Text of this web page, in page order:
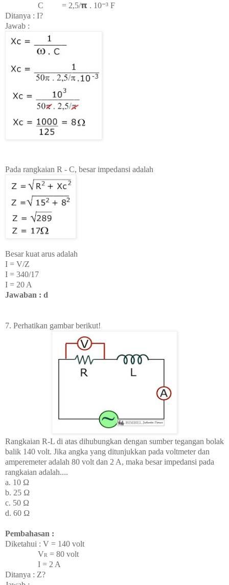
C = 2,5/𝝿 . 10⁻³ F
Ditanya : I?
Jawab :
Pada rangkaian R - C, besar impedansi adalah
Besar kuat arus adalah
I = V/Z
I = 340/17
I = 20 A
Jawaban : d
7. Perhatikan gambar berikut!
Rangkaian R-L di atas dihubungkan dengan sumber tegangan bolak
balik 140 volt. Jika angka yang ditunjukkan pada voltmeter dan
amperemeter adalah 80 volt dan 2 A, maka besar impedansi pada
rangkaian adalah....
a. 10 Ω
b. 25 Ω
c. 50 Ω
d. 60 Ω
Pembahasan :
Diketahui : V = 140 volt
VR = 80 volt
I = 2 A
Ditanya : Z?